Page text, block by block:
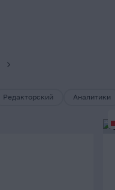
Редакторский Аналитики